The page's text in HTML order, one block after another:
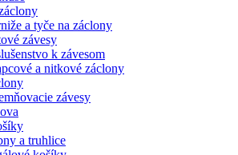
a tyče na záclony
závesy
k závesom
a nitkové záclony
závesy
a truhlice